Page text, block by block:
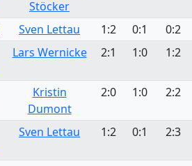
Stöcker
Sven Lettau 1:2 0:1
0:2
Lars Wernicke 2:1 1:0 1:2
Kristin
Dumont
2:0 1:0 2:2
Sven Lettau 1:2 0:1 2:3